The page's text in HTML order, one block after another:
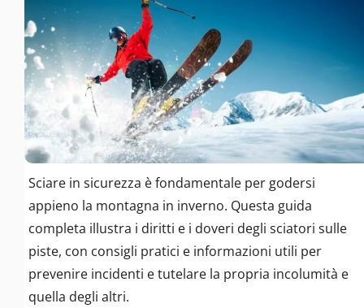
Sciare in sicurezza è fondamentale per godersi
appieno la montagna in inverno. Questa guida
completa illustra i diritti e i doveri degli sciatori sulle
piste, con consigli pratici e informazioni utili per
prevenire incidenti e tutelare la propria incolumità e
quella degli altri.